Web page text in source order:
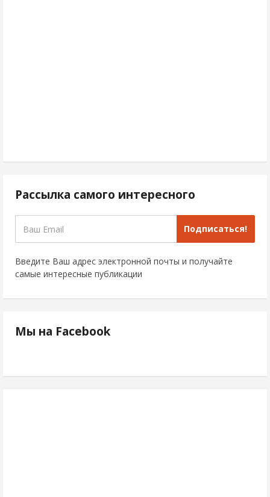
Рассылка самого интересного
Подписаться!
Введите Ваш адрес электронной почты и получайте
самые интересные публикации
Мы на Facebook